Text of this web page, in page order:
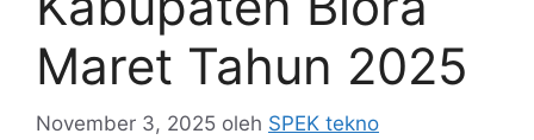
Maret Tahun 2025
November 3, 2025 oleh SPEK tekno